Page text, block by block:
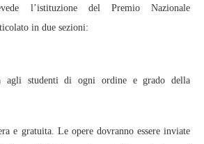
l’istituzione del Premio Nazionale
in due sezioni:
agli studenti di ogni ordine e grado della
e gratuita. Le opere dovranno essere inviate